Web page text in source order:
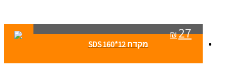
₪27
מקדח 12*160 SDS